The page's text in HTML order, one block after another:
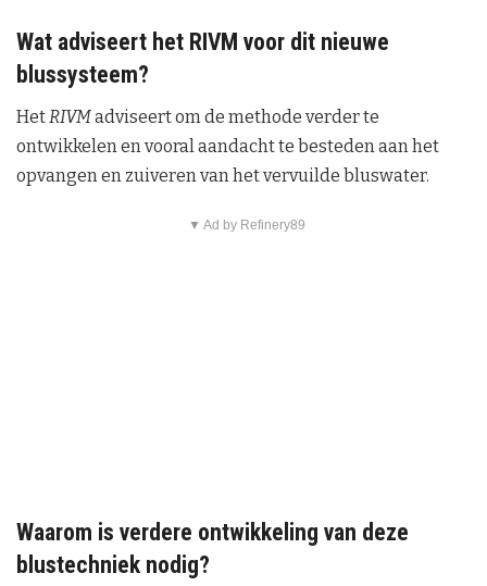
Wat adviseert het RIVM voor dit nieuwe
blussysteem?
HetRIVMadviseert om de methode verder te
ontwikkelen en vooral aandacht te besteden aan het
opvangen en zuiveren van het vervuilde bluswater.
▼ Ad by Refinery89
Waarom is verdere ontwikkeling van deze
blustechniek nodig?